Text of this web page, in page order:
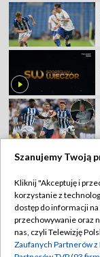
Szanujemy Twoją
Kliknij "Akceptuję i
korzystanie z
dostęp do informacji
przechowywanie oraz
nas, czyli Telewizję
Zaufanych Partnerów